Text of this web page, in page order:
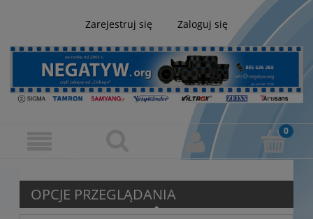
Zarejestruj się Zaloguj się
OPCJE PRZEGLĄDANIA